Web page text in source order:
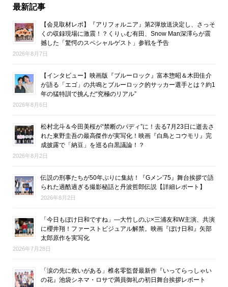
最新記事
【会見取材レポ】『アリフォルニア』第2弾放送決定し、さっそ
くの収録現場に激震！？くりぃむ有田、Snow Man深澤らが震
撼した「驚愕のスペシャルゲスト」参戦を予告
2026年8月7日
【インタビュー】映画版『ブルーロック』富本惣昭＆木田佳介
が語る「エゴ」の共鳴とブルーロック的サッカー選手とは？約1
年の猛特訓で挑んだ“究極のリアル”
2026年8月6日
松村北斗＆今田美桜が“禁断のバディ”に！去る7月23日に逝去さ
れた東野圭吾の最高傑作が実写化！映画『白鳥とコウモリ』完
成披露で「納豆」を巡る白黒議論！？
2026年8月2日
伝説の刑事たちが50年ぶりに集結！『Gメン’75』舞台挨拶で語
られた過酷過ぎる撮影秘話と丹波哲郎伝説【詳細レポート】
2026年8月2日
「今日もぼけ日和ですね」―大竹しのぶ×三浦友和W主演、共演
に櫻井翔！ファーストビジュアル解禁。映画『ぼけ日和』矢部
太郎原作を実写化
2026年7月28日
「涙の先に救いがある」椎名零監督最新作『いってらっしゃい
の花』池袋シネマ・ロサで満員御礼の初日舞台挨拶レポート